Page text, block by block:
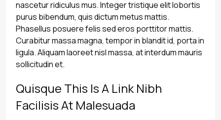
nascetur ridiculus mus. Integer tristique elit lobortis
purus bibendum, quis dictum metus mattis.
Phasellus posuere felis sed eros porttitor mattis.
Curabitur massa magna, tempor in blandit id, porta in
ligula. Aliquam laoreet nisl massa, at interdum mauris
sollicitudin et.
Quisque This Is A Link Nibh
Facilisis At Malesuada